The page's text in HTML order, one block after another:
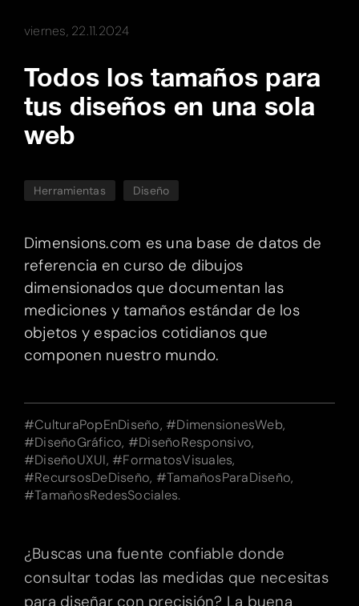
viernes, 22.11.2024
Todos los tamaños para
tus diseños en una sola
web
Herramientas Diseño
Dimensions.com es una base de datos de
referencia en curso de dibujos
dimensionados que documentan las
mediciones y tamaños estándar de los
objetos y espacios cotidianos que
componen nuestro mundo.
#CulturaPopEnDiseño, #DimensionesWeb,
#DiseñoGráfico, #DiseñoResponsivo,
#DiseñoUXUI, #FormatosVisuales,
#RecursosDeDiseño, #TamañosParaDiseño,
#TamañosRedesSociales.
¿Buscas una fuente confiable donde
consultar todas las medidas que necesitas
para diseñar con precisión? La buena